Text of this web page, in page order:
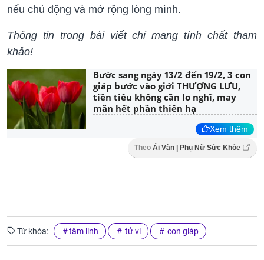
nếu chủ động và mở rộng lòng mình.
Thông tin trong bài viết chỉ mang tính chất tham
khảo!
Bước sang ngày 13/2 đến 19/2, 3 con
giáp bước vào giới THƯỢNG LƯU,
tiền tiêu không cần lo nghĩ, may
mắn hết phần thiên hạ
Xem thêm
Theo Ái Vân | Phụ Nữ Sức Khỏe
Từ khóa: tâm linh tử vi con giáp